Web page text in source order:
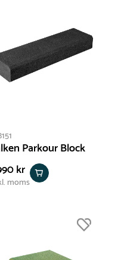
Parkour Block
kr
moms